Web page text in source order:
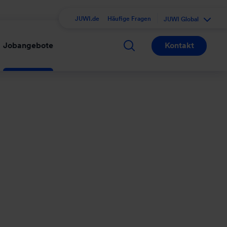
Jobangebote
JUWI.de Häufige Fragen JUWI Global
Kontakt